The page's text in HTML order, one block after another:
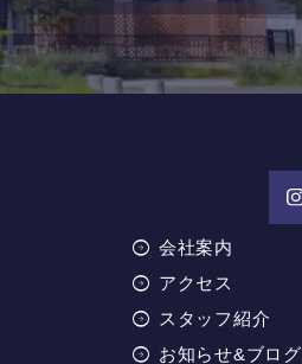
会社案内
アクセス
スタッフ紹介
お知らせ&ブログ